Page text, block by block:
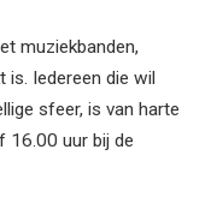
muziekbanden,
Iedereen die wil
sfeer, is van harte
16.00 uur bij de